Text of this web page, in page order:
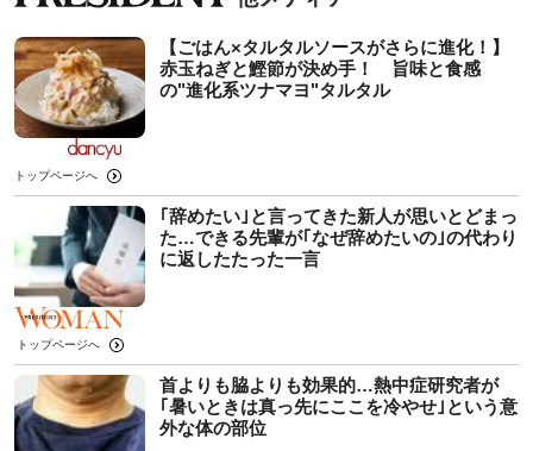
【ごはん×タルタルソースがさらに進化！】
赤玉ねぎと鰹節が決め手！ 旨味と食感
の"進化系ツナマヨ"タルタル
トップページへ
｢辞めたい｣と言ってきた新人が思いとどまっ
た…できる先輩が｢なぜ辞めたいの｣の代わり
に返したたった一言
トップページへ
首よりも脇よりも効果的…熱中症研究者が
｢暑いときは真っ先にここを冷やせ｣という意
外な体の部位